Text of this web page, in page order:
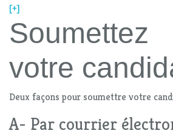
[+]
Soumettez
votre
Deux façons pour soumettre votre
A- Par courrier